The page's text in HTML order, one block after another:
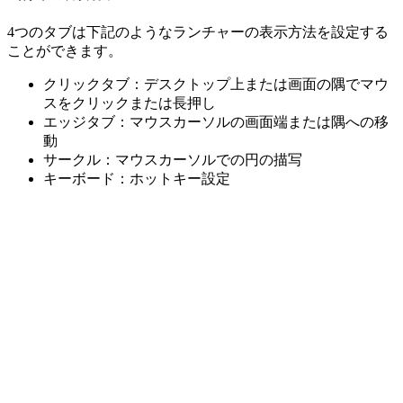
4つのタブは下記のようなランチャーの表示方法を設定する
ことができます。
クリックタブ：デスクトップ上または画面の隅でマウ
スをクリックまたは長押し
エッジタブ：マウスカーソルの画面端または隅への移
動
サークル：マウスカーソルでの円の描写
キーボード：ホットキー設定